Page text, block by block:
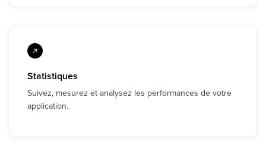
Statistiques
Suivez, mesurez et analysez les performances de votre
application.